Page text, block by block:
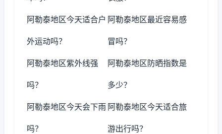
阿勒泰地区今天适合户
外运动吗？
阿勒泰地区最近容易感
冒吗？
阿勒泰地区紫外线强
吗？
阿勒泰地区防晒指数是
多少？
阿勒泰地区今天会下雨
吗？
阿勒泰地区今天适合旅
游出行吗？